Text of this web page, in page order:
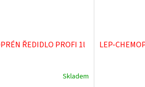
ŘEDIDLO PROFI 1l
Skladem
LEP-